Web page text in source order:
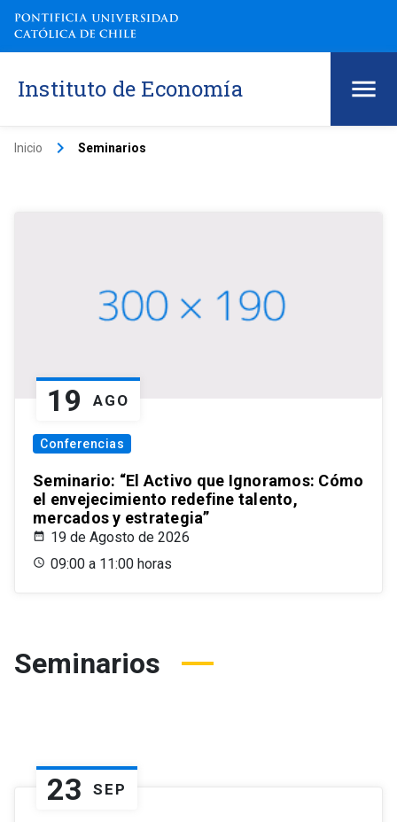
Instituto de Economía
Inicio keyboard_arrow_right Seminarios
19 AGO
Conferencias
Seminario: “El Activo que Ignoramos: Cómo
el envejecimiento redefine talento,
mercados y estrategia”
19 de Agosto de 2026
09:00 a 11:00 horas
Seminarios
23 SEP